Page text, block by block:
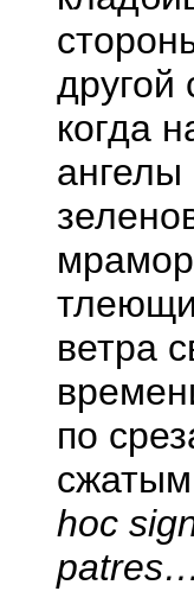
другой
когда
ветра
по
hoc